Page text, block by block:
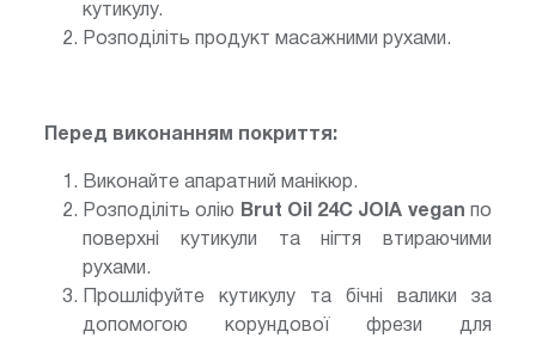
кутикулу.
Розподіліть продукт масажними рухами.
Перед виконанням покриття:
Виконайте апаратний манікюр.
Розподіліть олію
Brut Oil 24С JOIA vegan по
поверхні кутикули та нігтя втираючими
рухами.
Прошліфуйте кутикулу та бічні валики за
допомогою корундової фрези для